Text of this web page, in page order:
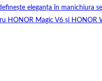
eleganța în manichiura
HONOR Magic V6 și HONOR